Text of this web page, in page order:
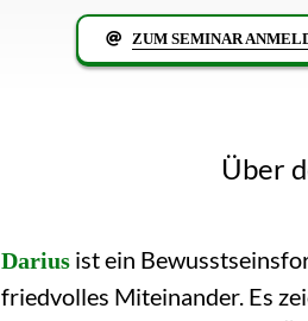
ZUM SEMINAR
Über
Dariusist ein
friedvolles Miteinander. Es